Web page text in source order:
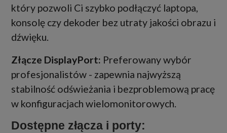
który pozwoli Ci szybko podłączyć laptopa,
konsolę czy dekoder bez utraty jakości obrazu i
dźwięku.
Złącze DisplayPort: Preferowany wybór
profesjonalistów - zapewnia najwyższą
stabilność odświeżania i bezproblemową pracę
w konfiguracjach wielomonitorowych.
Dostępne złącza i porty: